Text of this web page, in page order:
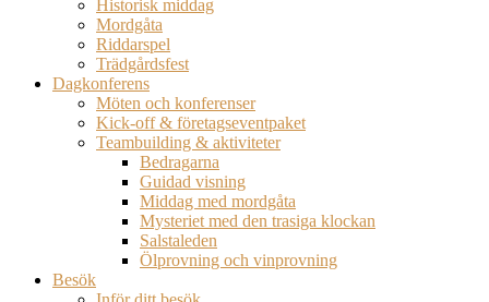
Historisk middag
Mordgåta
Riddarspel
Trädgårdsfest
Dagkonferens
Möten och konferenser
Kick-off & företagseventpaket
Teambuilding & aktiviteter
Bedragarna
Guidad visning
Middag med mordgåta
Mysteriet med den trasiga klockan
Salstaleden
Ölprovning och vinprovning
Besök